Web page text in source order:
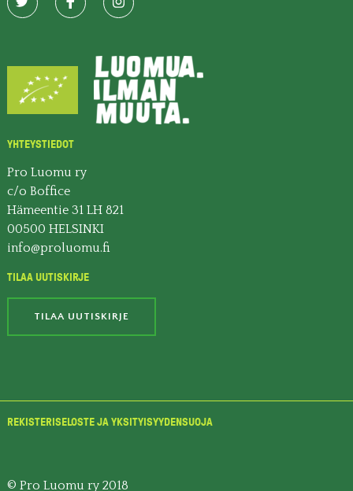
YHTEYSTIEDOT
Pro Luomu ry
c/o Boffice
Hämeentie 31 LH 821
00500 HELSINKI
info@proluomu.fi
TILAA UUTISKIRJE
TILAA UUTISKIRJE
REKISTERISELOSTE JA YKSITYISYYDENSUOJA
© Pro Luomu ry 2018